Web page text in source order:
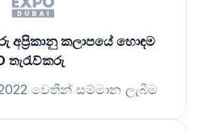
අප්‍රිකානු කලාපයේ හොඳම
තැරැව්කරු
වෙතින් සම්මාන ලැබීම